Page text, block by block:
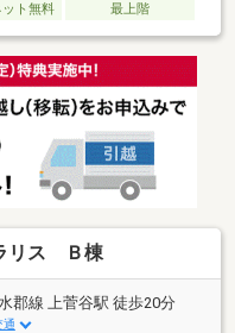
ト無料 最上階
リス Ｂ棟
郡線 上菅谷駅 徒歩20分
通